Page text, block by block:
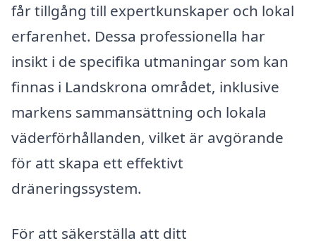
får tillgång till expertkunskaper och lokal
erfarenhet. Dessa professionella har
insikt i de specifika utmaningar som kan
finnas i Landskrona området, inklusive
markens sammansättning och lokala
väderförhållanden, vilket är avgörande
för att skapa ett effektivt
dräneringssystem.
För att säkerställa att ditt